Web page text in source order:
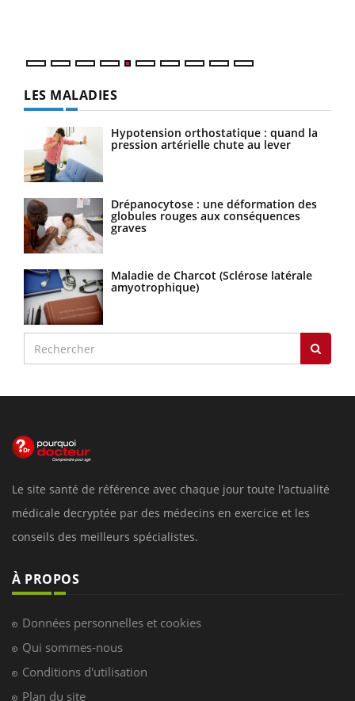
LES MALADIES
Hypotension orthostatique : quand la
pression artérielle chute au lever
Drépanocytose : une déformation des
globules rouges aux conséquences
graves
Maladie de Charcot (Sclérose latérale
amyotrophique)
Le site santé de référence avec chaque jour toute l'actualité
médicale decryptée par des médecins en exercice et les
conseils des meilleurs spécialistes.
À PROPOS
Données personnelles et cookies
Qui sommes-nous
Conditions d'utilisation
Plan du site